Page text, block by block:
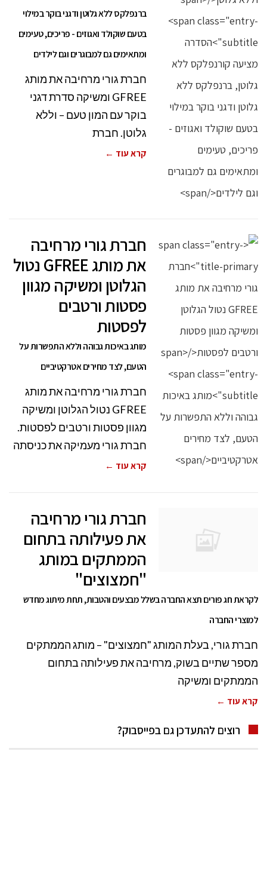
ברנפלקס ללא גלוטן ודגני בוקר במילוי
בטעם שוקולד ואגוזים - פריכים, טעימים
ומתאימים גם למבוגרים וגם לילדים
חברת גורי מרחיבה את מותג
GFREE ומשיקה סדרת דגני
בוקר עם המון טעם – וללא
גלוטן. חברת
קרא עוד ←
חברת גורי מרחיבה
את מותג GFREE נטול
הגלוטן ומשיקה מגוון
פסטות ורטבים
לפסטות
מותג באיכות גבוהה וללא התפשרות על
הטעם, לצד מחירים אטרקטיביים
חברת גורי מרחיבה את מותג
GFREE נטול הגלוטן ומשיקה
מגוון פסטות ורטבים לפסטות.
חברת גורי מעמיקה את כניסתה
קרא עוד ←
חברת גורי מרחיבה
את פעילותה בתחום
הממתקים במותג
"חמצוצים"
לקראת חג פורים תצא החברה בשלל מבצעים והטבות, תחת מיתוג מחדש
למוצרי החברה
חברת גורי, בעלת המותג "חמצוצים" – מותג הממתקים
מספר שתיים בשוק, מרחיבה את פעילותה בתחום
הממתקים ומשיקה
קרא עוד ←
רוצים להתעדכן גם בפייסבוק?